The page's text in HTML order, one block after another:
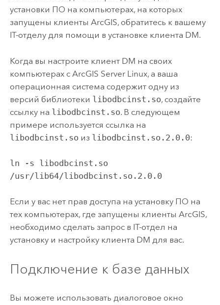
установки ПО на компьютерах, на которых
запущены клиенты ArcGIS, обратитесь к вашему
IT-отделу для помощи в установке клиента DM.
Когда вы настроите клиент DM на своих
компьютерах с ArcGIS Server Linux, а ваша
операционная система содержит одну из
версий библиотеки libodbcinst.so, создайте
ссылку на libodbcinst.so. В следующем
примере используется ссылка на
libodbcinst.so из libodbcinst.so.2.0.0:
ln -s libodbcinst.so
/usr/lib64/libodbcinst.so.2.0.0
Если у вас нет прав доступа на установку ПО на
тех компьютерах, где запущены клиенты ArcGIS,
необходимо сделать запрос в IT-отдел на
установку и настройку клиента DM для вас.
Подключение к базе данных
Вы можете использовать диалоговое окно